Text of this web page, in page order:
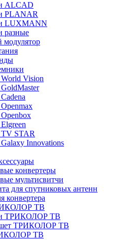
ALCAD
PLANAR
LUXMANN
разные
Vision
STAR
Innovations
конвертеры
мультисвитчи
для спутниковых антенн
конвертера
ТВ
ТРИКОЛОР ТВ
ТРИКОЛОР ТВ
ТВ